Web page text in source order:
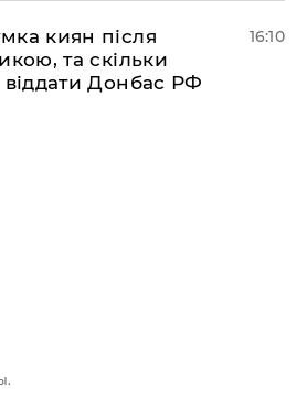
киян після
та скільки
віддати Донбас РФ
16:10